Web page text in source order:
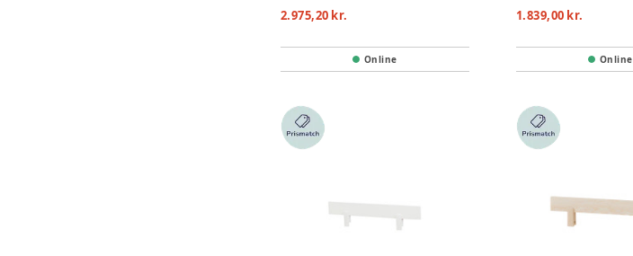
2.975,20 kr.
Online
1.839,00 kr.
Online